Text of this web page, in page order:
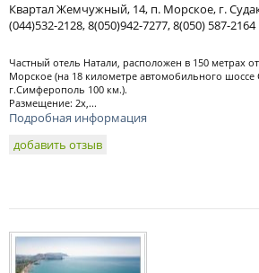
Квартал Жемчужный, 14, п. Морское, г.
(044)532-2128, 8(050)942-7277, 8(050) 587-2164
Частный отель Натали, расположен в 150 метрах
Морское (на 18 километре автомобильного шоссе
г.Симферополь 100 км.).
Размещение: 2х,...
Подробная информация
добавить отзыв